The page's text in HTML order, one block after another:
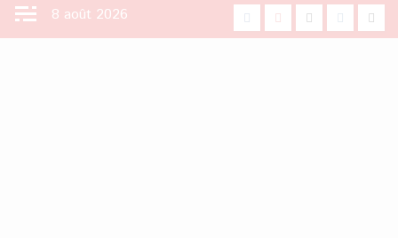
Aller
8 août 2026 facebookYoutube
X